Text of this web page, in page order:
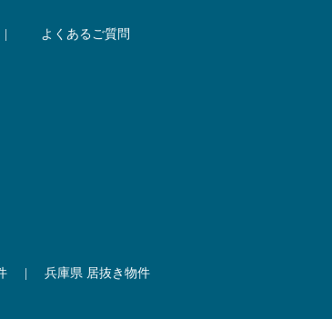
よくあるご質問
兵庫県 居抜き物件